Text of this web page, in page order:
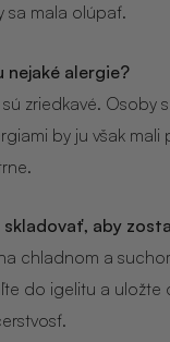
sa mala olúpať.
nejaké alergie?
zriedkavé. Osoby
by ju však mali
skladovať, aby
chladnom a
do igelitu a uložte